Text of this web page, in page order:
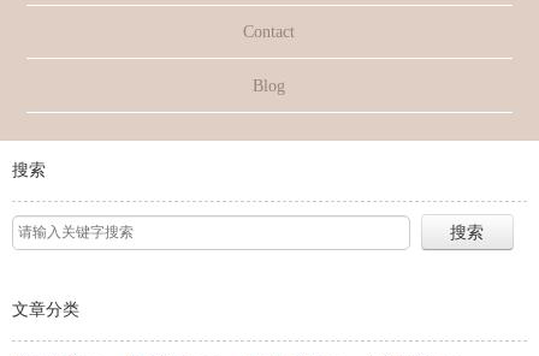
Contact
Blog
搜索
文章分类